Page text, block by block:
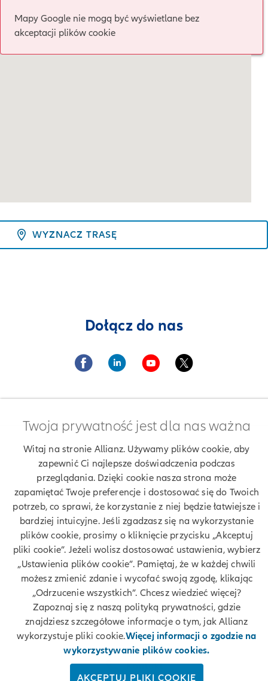
Mapy Google nie mogą być wyświetlane bez
akceptacji plików cookie
WYZNACZ TRASĘ
Dołącz do nas
Twoje dane
Polityka prywatności
Polityka cookies
Bezpieczeństwo
Zastrzeżenia prawne
Kontakt
Znajdź agenta Allianz. Znajdź placówkę Allianz
Ubezpieczenia Allianz Adam Doktor
Twoja prywatność jest dla nas ważna
Witaj na stronie Allianz. Używamy plików cookie, aby
zapewnić Ci najlepsze doświadczenia podczas
przeglądania. Dzięki cookie nasza strona może
zapamiętać Twoje preferencje i dostosować się do Twoich
potrzeb, co sprawi, że korzystanie z niej będzie łatwiejsze i
bardziej intuicyjne. Jeśli zgadzasz się na wykorzystanie
plików cookie, prosimy o kliknięcie przycisku „Akceptuj
pliki cookie”. Jeżeli wolisz dostosować ustawienia, wybierz
„Ustawienia plików cookie”. Pamiętaj, że w każdej chwili
możesz zmienić zdanie i wycofać swoją zgodę, klikając
„Odrzucenie wszystkich”. Chcesz wiedzieć więcej?
Zapoznaj się z naszą polityką prywatności, gdzie
znajdziesz szczegółowe informacje o tym, jak Allianz
wykorzystuje pliki cookie.Więcej informacji o zgodzie na
wykorzystywanie plików cookies.
AKCEPTUJ PLIKI COOKIE